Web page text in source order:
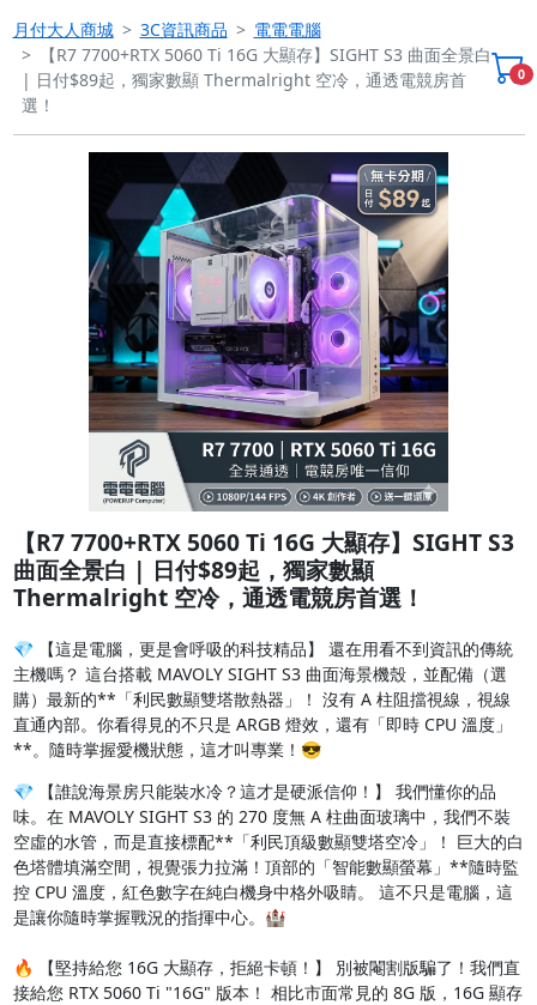
月付大人商城 3C資訊商品
電電電腦
【R7 7700+RTX 5060 Ti 16G 大顯存】SIGHT S3 曲面全景白
| 日付$89起，獨家數顯 Thermalright 空冷，通透電競房首
選！
0
Previous
【R7 7700+RTX 5060 Ti 16G 大顯存】SIGHT S3
曲面全景白 | 日付$89起，獨家數顯
Thermalright 空冷，通透電競房首選！
💎 【這是電腦，更是會呼吸的科技精品】 還在用看不到資訊的傳統
主機嗎？ 這台搭載 MAVOLY SIGHT S3 曲面海景機殼，並配備（選
購）最新的**「利民數顯雙塔散熱器」！ 沒有 A 柱阻擋視線，視線
直通內部。你看得見的不只是 ARGB 燈效，還有「即時 CPU 溫度」
**。隨時掌握愛機狀態，這才叫專業！😎
💎 【誰說海景房只能裝水冷？這才是硬派信仰！】 我們懂你的品
味。在 MAVOLY SIGHT S3 的 270 度無 A 柱曲面玻璃中，我們不裝
空虛的水管，而是直接標配**「利民頂級數顯雙塔空冷」！ 巨大的白
色塔體填滿空間，視覺張力拉滿！頂部的「智能數顯螢幕」**隨時監
控 CPU 溫度，紅色數字在純白機身中格外吸睛。 這不只是電腦，這
是讓你隨時掌握戰況的指揮中心。🏰
🔥 【堅持給您 16G 大顯存，拒絕卡頓！】 別被閹割版騙了！我們直
接給您 RTX 5060 Ti "16G" 版本！ 相比市面常見的 8G 版，16G 顯存